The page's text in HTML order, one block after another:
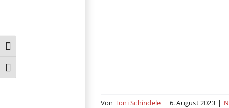
Umschalten auf hohe Kontraste
Schrift vergrößern
Von Toni Schindele | 6. August 2023 |